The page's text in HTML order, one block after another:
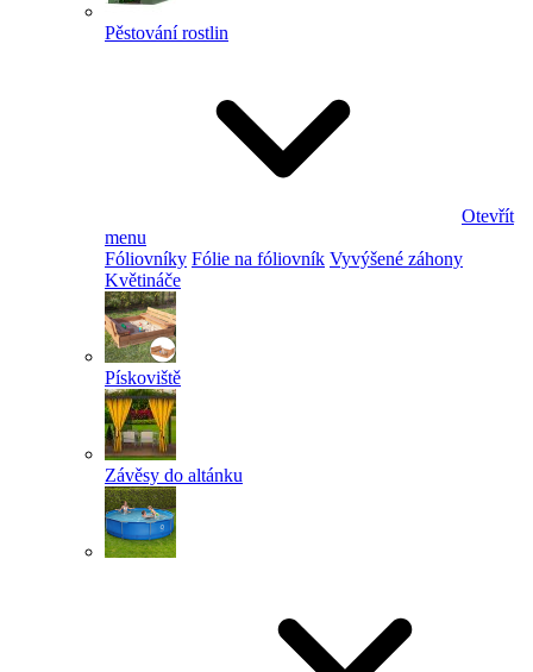
Pěstování rostlin
Otevřít
menu
Fóliovníky Fólie na fóliovník Vyvýšené záhony
Květináče
Pískoviště
Závěsy do altánku